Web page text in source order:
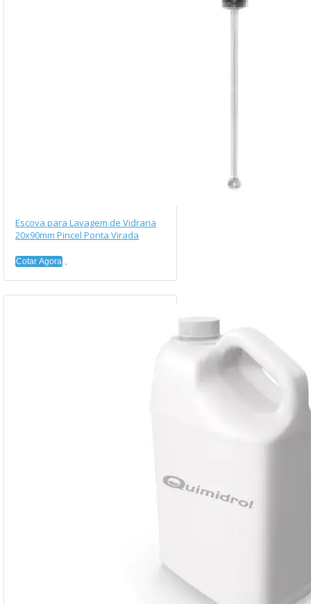
Escova para Lavagem de Vidraria
20x90mm Pincel Ponta Virada
Cotar Agora